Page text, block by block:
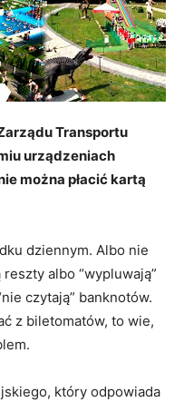
Transportu
urządzeniach
można płacić kartą
dziennym. Albo nie
albo “wypluwają”
czytają” banknotów.
z biletomatów, to wie,
który odpowiada